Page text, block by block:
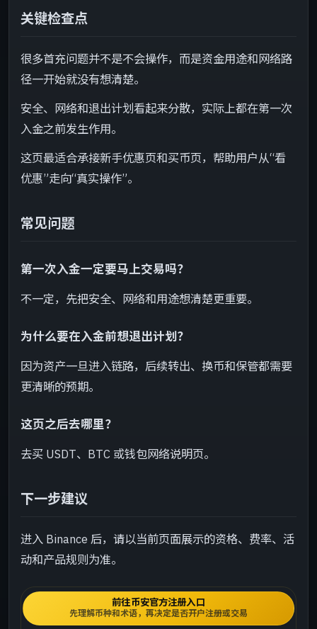
关键检查点
很多首充问题并不是不会操作，而是资金用途和网络路
径一开始就没有想清楚。
安全、网络和退出计划看起来分散，实际上都在第一次
入金之前发生作用。
这页最适合承接新手优惠页和买币页，帮助用户从“看
优惠”走向“真实操作”。
常见问题
第一次入金一定要马上交易吗？
不一定，先把安全、网络和用途想清楚更重要。
为什么要在入金前想退出计划？
因为资产一旦进入链路，后续转出、换币和保管都需要
更清晰的预期。
这页之后去哪里？
去买 USDT、BTC 或钱包网络说明页。
下一步建议
进入 Binance 后，请以当前页面展示的资格、费率、活
动和产品规则为准。
前往币安官方注册入口
先理解币种和术语，再决定是否开户注册或交易